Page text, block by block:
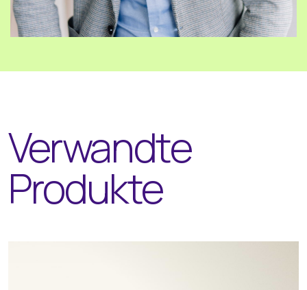
Verwandte
Produkte